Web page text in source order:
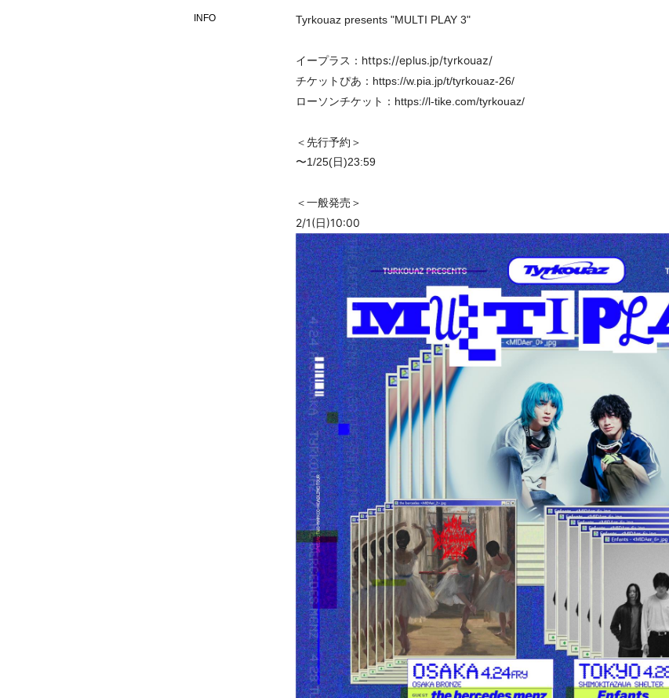
INFO Tyrkouaz presents "MULTI PLAY 3"
イープラス：https://eplus.jp/tyrkouaz/
チケットぴあ： https://w.pia.jp/t/tyrkouaz-26/
ローソンチケット： https://l-tike.com/tyrkouaz/
＜先行予約＞
〜1/25(日)23:59
＜一般発売＞
2/1(日)10:00